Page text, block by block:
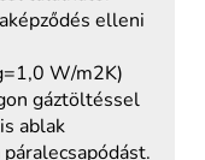
elleni
W/m2K)
gáztöltéssel
ablak